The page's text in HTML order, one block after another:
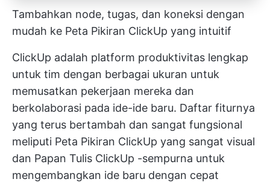
Tambahkan node, tugas, dan koneksi dengan
mudah ke Peta Pikiran ClickUp yang intuitif
ClickUp adalah platform produktivitas lengkap
untuk tim dengan berbagai ukuran untuk
memusatkan pekerjaan mereka dan
berkolaborasi pada ide-ide baru. Daftar fiturnya
yang terus bertambah dan sangat fungsional
meliputi Peta Pikiran ClickUp yang sangat visual
dan Papan Tulis ClickUp -sempurna untuk
mengembangkan ide baru dengan cepat